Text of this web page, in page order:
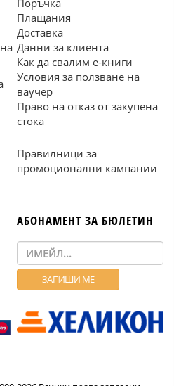
Поръчка
Плащания
Доставка
Данни за клиента
Как да свалим е-книги
Условия за ползване на
ваучер
Право на отказ от закупена
стока
Правилници за
промоционални кампании
АБОНАМЕНТ ЗА БЮЛЕТИН